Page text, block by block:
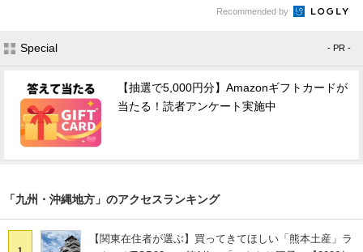
Recommended by
Special - PR -
【抽選で5,000円分】Amazonギフトカードが
当たる！読者アンケート実施中
「九州・沖縄地方」のアクセスランキング
【関東在住者が選ぶ】買ってきてほしい「熊本土産」ラ